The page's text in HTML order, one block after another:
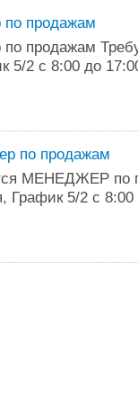
по продажам
продажам
5/2 с 8:00 до
по продажам
МЕНЕДЖЕР по
График 5/2 с